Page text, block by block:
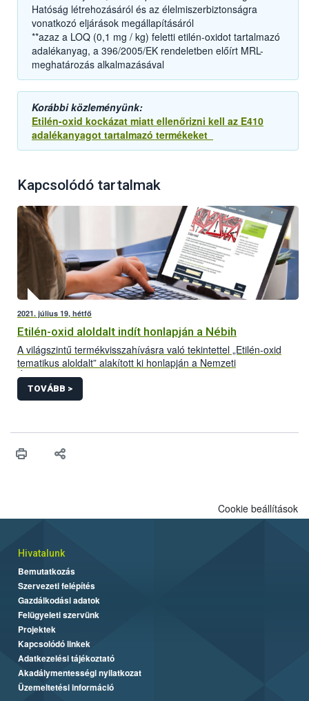
Hatóság létrehozásáról és az élelmiszerbiztonságra
vonatkozó eljárások megállapításáról
**azaz a LOQ (0,1 mg / kg) feletti etilén-oxidot tartalmazó
adalékanyag, a 396/2005/EK rendeletben előírt MRL-
meghatározás alkalmazásával
Korábbi közleményünk:
Etilén-oxid kockázat miatt ellenőrizni kell az E410
adalékanyagot tartalmazó termékeket
Kapcsolódó tartalmak
2021. július 19, hétfő
Etilén-oxid aloldalt indít honlapján a Nébih
A világszintű termékvisszahívásra való tekintettel „Etilén-oxid
tematikus aloldalt” alakított ki honlapján a Nemzeti
Élelmiszerlánc-biztonsági Hivatal (Nébih). A folyamatosan
frissülő felületre azok a Magyarországon forgalomba hozott
termékek kerülnek, amelyek bizonyítottan etilén-oxiddal
TOVÁBB >
Cookie beállítások
Hivatalunk
Bemutatkozás
Szervezeti felépítés
Gazdálkodási adatok
Felügyeleti szervünk
Projektek
Kapcsolódó linkek
Adatkezelési tájékoztató
Akadálymentességi nyilatkozat
Üzemeltetési információ